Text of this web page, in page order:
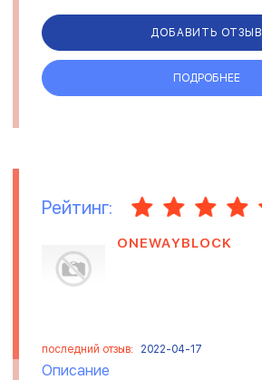
ДОБАВИТЬ ОТЗЫВ
ПОДРОБНЕЕ
Рейтинг:
ONEWAYBLOCK
последний отзыв: 2022-04-17
Описание